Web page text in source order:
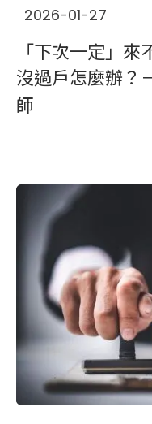
2026-01-27
「下次一定」
沒過戶怎麼辦？
師